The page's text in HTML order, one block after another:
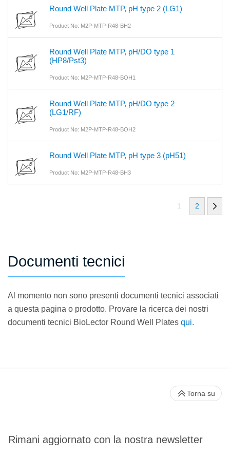
Round Well Plate MTP, pH type 2 (LG1)
Product No: M2P-MTP-R48-BH2
Round Well Plate MTP, pH/DO type 1
(HP8/Pst3)
Product No: M2P-MTP-R48-BOH1
Round Well Plate MTP, pH/DO type 2
(LG1/RF)
Product No: M2P-MTP-R48-BOH2
Round Well Plate MTP, pH type 3 (pH51)
Product No: M2P-MTP-R48-BH3
1 2
Documenti tecnici
Al momento non sono presenti documenti tecnici associati
a questa pagina o prodotto. Provare la ricerca dei nostri
documenti tecnici BioLector Round Well Plates qui.
Rimani aggiornato con la nostra newsletter
Torna su